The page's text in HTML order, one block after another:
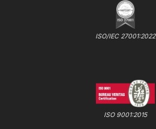
ISO/IEC 27001:2022
ISO 9001:2015